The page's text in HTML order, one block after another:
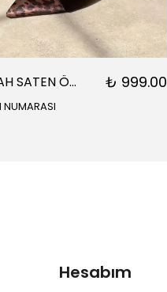
ARES SİYAH SATEN ÖNÜ SARI SİYAH DETAYLI BİLEK BAĞLI KADIN TOPUKLU AYAKKABI ₺ 999.00
NUMARASI
Hesabım